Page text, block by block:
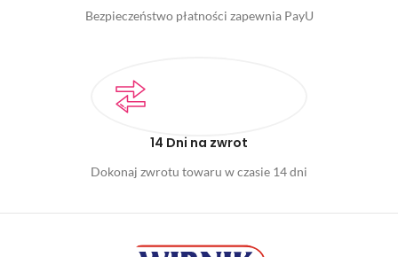
Bezpieczeństwo płatności zapewnia PayU
14 Dni na zwrot
Dokonaj zwrotu towaru w czasie 14 dni